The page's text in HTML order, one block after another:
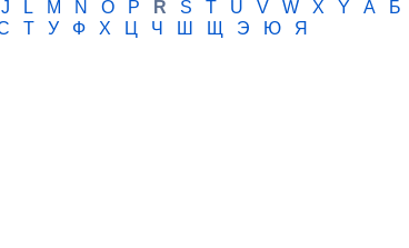
J L M N O P R S T U V W X Y А Б
Т У Ф Х Ц Ч Ш Щ Э Ю Я